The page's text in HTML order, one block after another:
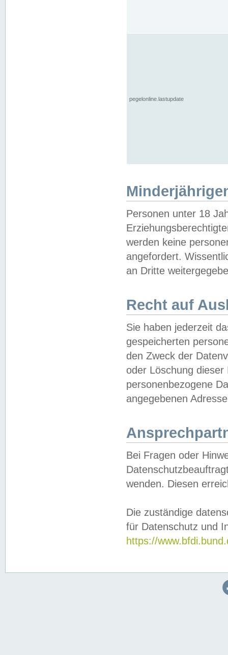
pegelonline.lastupdate
Personen unter 18
werden keine
angefordert.
an Dritte
Recht auf
Sie haben jederzeit
gespeicherten
den Zweck der
oder Löschung
personenbezogene
angegebenen
Bei Fragen oder
wenden. Diesen
Die zuständige
für Datenschutz und
https://